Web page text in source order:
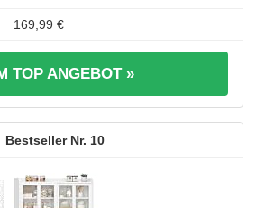
169,99 €
TOP ANGEBOT »
10